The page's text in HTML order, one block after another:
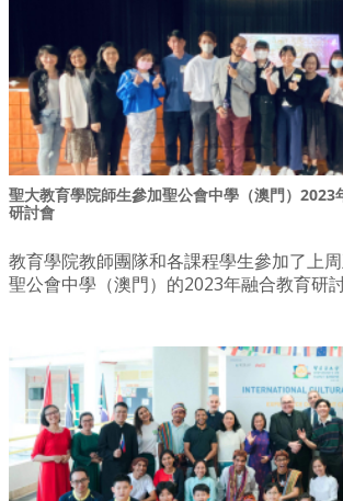
聖大教育學院師生參加聖公會中學（澳門）2023
研討會
教育學院教師團隊和各課程學生參加了上
聖公會中學（澳門）的2023年融合教育研討